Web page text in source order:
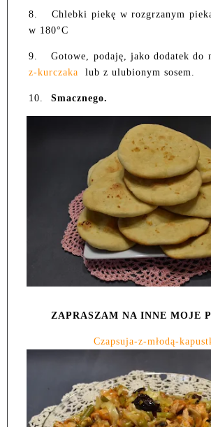
8.
Chlebki piekę w rozgrzanym
w 180°C
9. Gotowe, podaję, jako dodatek do
z-kurczaka lub z ulubionym sosem.
10. Smacznego.
ZAPRASZAM NA INNE MOJE
Czapsuja-z-młodą-